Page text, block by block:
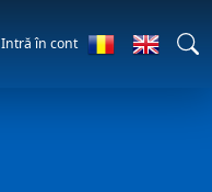
Intră în cont